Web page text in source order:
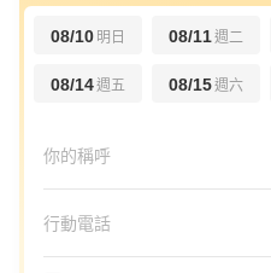
08/10 明日 08/11週二
08/14週五 08/15週六